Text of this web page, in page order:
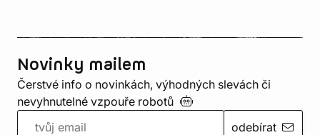
Novinky mailem
Čerstvé info o novinkách, výhodných slevách či
nevyhnutelné vzpouře robotů
odebírat